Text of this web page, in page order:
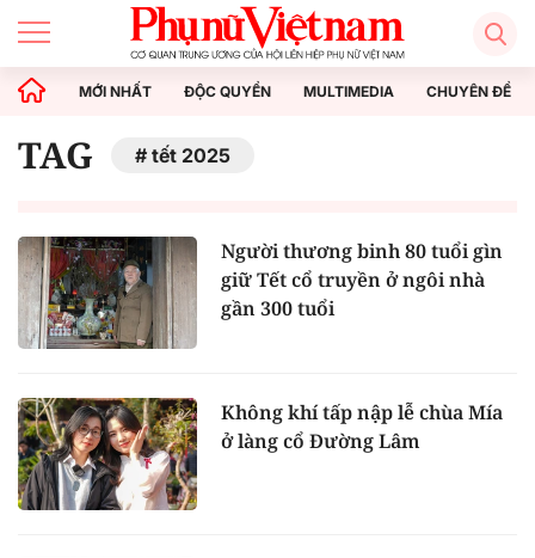
MỚI NHẤT ĐỘC QUYỀN MULTIMEDIA CHUYÊN ĐỀ
TAG tết 2025
Người thương binh 80 tuổi gìn
giữ Tết cổ truyền ở ngôi nhà
gần 300 tuổi
Không khí tấp nập lễ chùa Mía
ở làng cổ Đường Lâm